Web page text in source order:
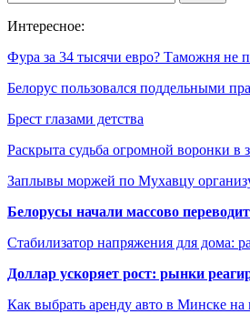
Интересное:
Фура за 34 тысячи евро? Таможня не
Белорус пользовался поддельными
Брест глазами детства
Раскрыта судьба огромной воронки в
Заплывы моржей по Мухавцу
Белорусы начали массово
Стабилизатор напряжения для дома:
Доллар ускоряет рост: рынки
Как выбрать аренду авто в Минске